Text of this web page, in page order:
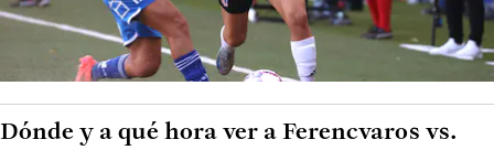
Dónde y a qué hora ver a Ferencvaros vs.